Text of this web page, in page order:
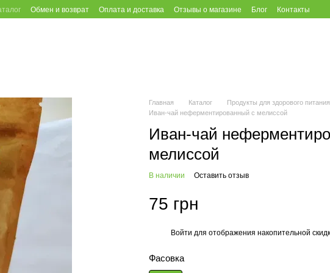
Обмен и возврат Оплата и доставка Отзывы о магазине Блог Контакты
Главная Каталог Продукты для здорового питания
Иван-чай неферментированный с мелиссой
Иван-чай
мелиссой
В наличии Оставить отзыв
75 грн
Войти для отображения накопительной
Фасовка